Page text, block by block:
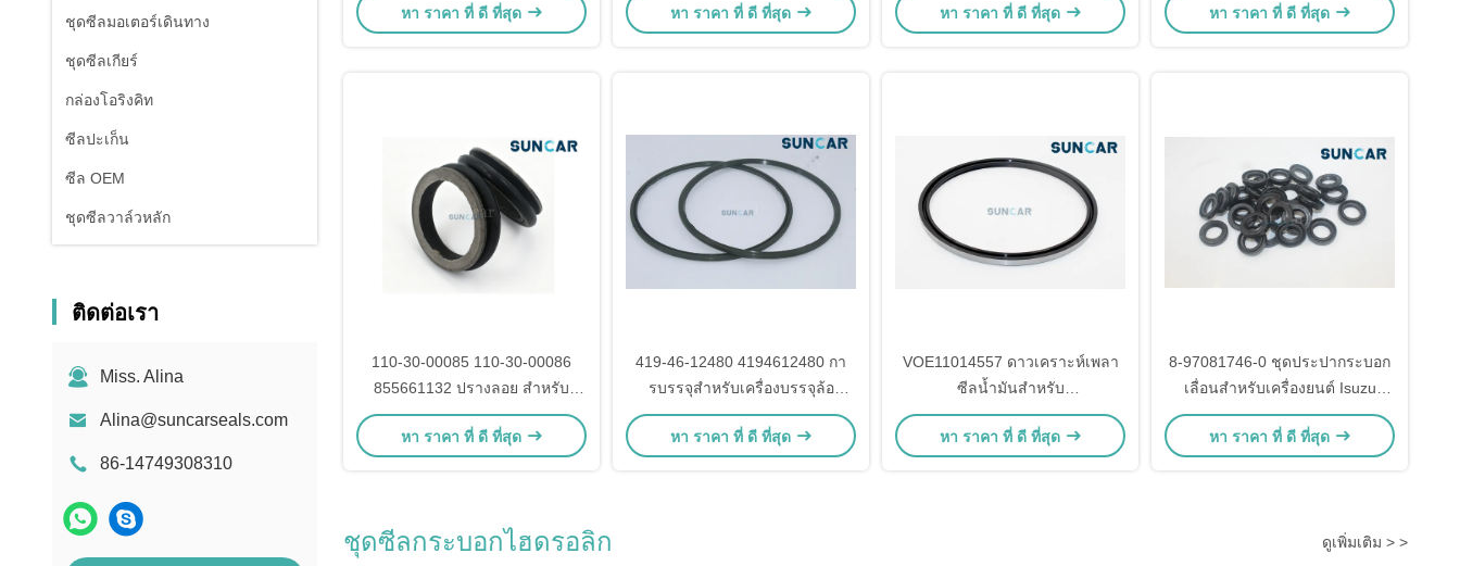
ชุดซีลมอเตอร์เดินทาง
ชุดซีลเกียร์
กล่องโอริงคิท
ซีลปะเก็น
ซีล OEM
ชุดซีลวาล์วหลัก
ติดต่อเรา
Miss. Alina
Alina@suncarseals.com
86-14749308310
หา ราคา ที่ ดี ที่สุด
หา ราคา ที่ ดี ที่สุด
หา ราคา ที่ ดี ที่สุด
BR200T-1 D155A-3 D31P-20
หา ราคา ที่ ดี ที่สุด
110-30-00085 110-30-00086
855661132 ปรางลอย สําหรับ
เครื่อง Komatsu SAA4D95LE-3
4D94E-1 เครื่องขุด PC120-6H
หา ราคา ที่ ดี ที่สุด
419-46-12480 4194612480 กา
รบรรจุสําหรับเครื่องบรรจุล้อ
Komatsu WA300 WA300L WA320
WA320L WA320PT WA320PZ
หา ราคา ที่ ดี ที่สุด
VOE11014557 ดาวเคราะห์เพลา
ซีลน้ำมันสำหรับ
SUNCARVO.L.VO รถตักล้อยาง
L110E, L120C, L120C BM,
หา ราคา ที่ ดี ที่สุด
8-97081746-0 ชุดประปากระบอก
เลื่อนสําหรับเครื่องยนต์ Isuzu
4ZD1 TFR16
หา ราคา ที่ ดี ที่สุด
ชุดซีลกระบอกไฮดรอลิก ดูเพิ่มเติม > >